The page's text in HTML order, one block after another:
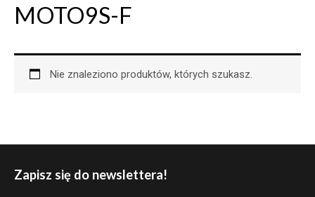
MOTO9S-F
Nie znaleziono produktów, których szukasz.
Zapisz się do newslettera!